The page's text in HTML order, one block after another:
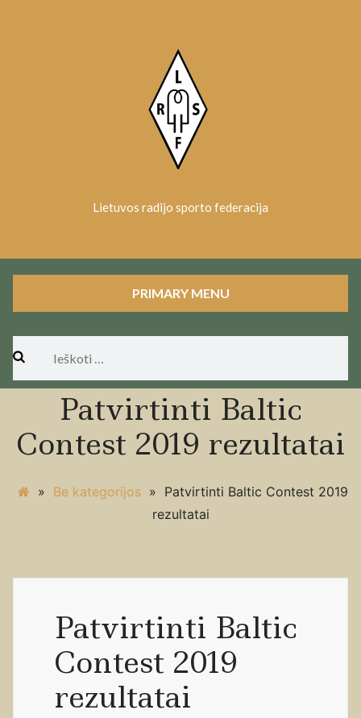
Lietuvos radijo sporto federacija
PRIMARY MENU
Ieškoti:
Patvirtinti Baltic
Contest 2019 rezultatai
» Be kategorijos » Patvirtinti Baltic Contest 2019
rezultatai
Patvirtinti Baltic
Contest 2019
rezultatai